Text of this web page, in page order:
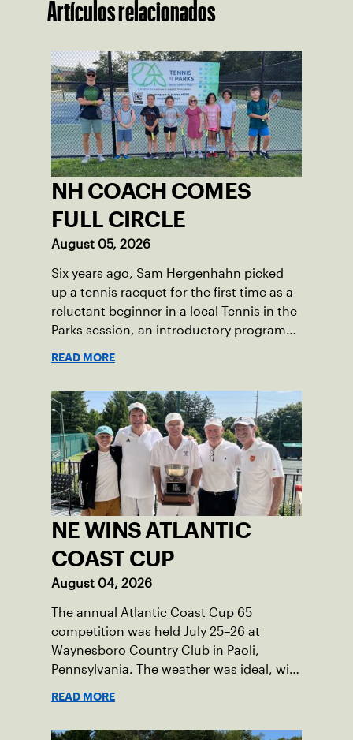
Artículos relacionados
NH COACH COMES
FULL CIRCLE
August 05, 2026
Six years ago, Sam Hergenhahn picked
up a tennis racquet for the first time as a
reluctant beginner in a local Tennis in the
Parks session, an introductory program
time, he’s the one running the drills.
READ MORE
NE WINS ATLANTIC
COAST CUP
August 04, 2026
The annual Atlantic Coast Cup 65
competition was held July 25–26 at
Waynesboro Country Club in Paoli,
Pennsylvania. The weather was ideal, with
READ MORE